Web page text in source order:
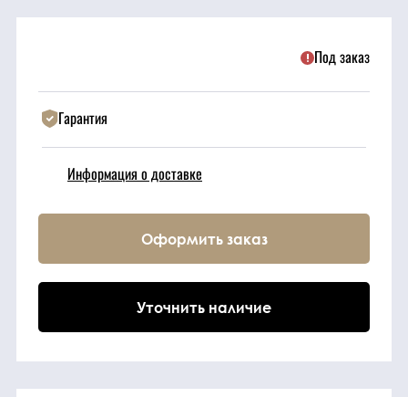
элементы
Техника
Фильтрующие
Ходовые части
Электрическая
Под заказ
Гарантия
Информация о доставке
Оформить заказ
Уточнить наличие